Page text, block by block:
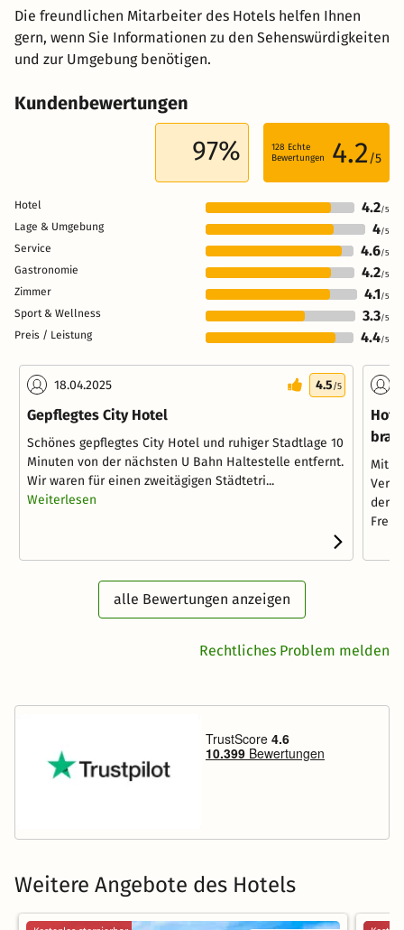
Die freundlichen Mitarbeiter des Hotels helfen Ihnen
gern, wenn Sie Informationen zu den Sehenswürdigkeiten
und zur Umgebung benötigen.
Kundenbewertungen
97% 128 Echte
Bewertungen
4.2 /5
Hotel 4.2/5
Lage & Umgebung 4/5
Service 4.6/5
Gastronomie 4.2/5
Zimmer 4.1/5
Sport & Wellness 3.3/5
Preis / Leistung 4.4/5
18.04.2025 4.5/5
Gepflegtes City Hotel
Schönes gepflegtes City Hotel und ruhiger Stadtlage 10
Minuten von der nächsten U Bahn Haltestelle entfernt.
Wir waren für einen zweitägigen Städtetri...
Weiterlesen
Mit
der
alle Bewertungen anzeigen
Rechtliches Problem melden
Weitere Angebote des Hotels